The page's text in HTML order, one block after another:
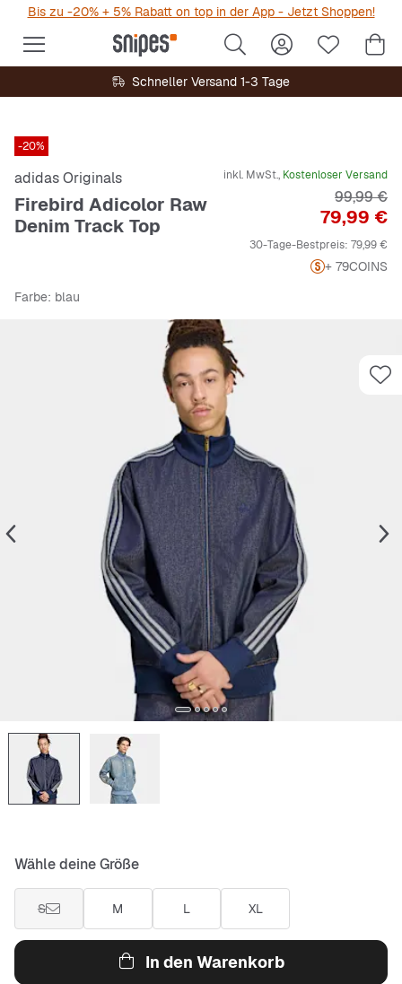
Bis zu -20% + 5% Rabatt on top in der App - Jetzt Shoppen!
Schneller Versand 1-3 Tage
-20%
adidas Originals
Firebird Adicolor Raw
Denim Track Top
inkl. MwSt., Kostenloser Versand
Preis
79,99 €
99,99 €
30-Tage-Bestpreis: 79,99 €
+ 79COINS
Farbe: blau
Wähle deine Größe
S M L XL
In den Warenkorb